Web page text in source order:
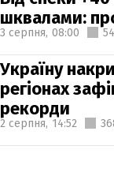
шквалами:
3 серпня, 08:00
Україну
регіонах
рекорди
2 серпня, 14:52